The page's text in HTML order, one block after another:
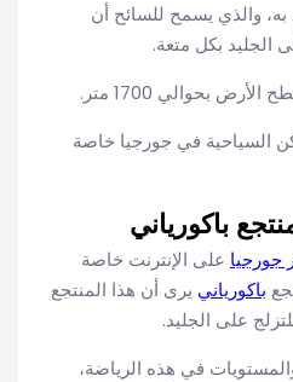
والذي يسمح للسائح أن
الجليد بكل متعة.
بحوالي 1700 متر.
السياحية في جورجيا خاصة
باكورياني
جورجيا على الإنترنت خاصة
باكورياني يرى أن هذا المنتجع
على الجليد.
في هذه الرياضة،